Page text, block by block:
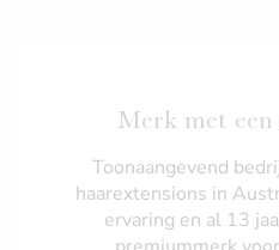
Merk met een
Toonaangevend
haarextensions in
ervaring en al 13